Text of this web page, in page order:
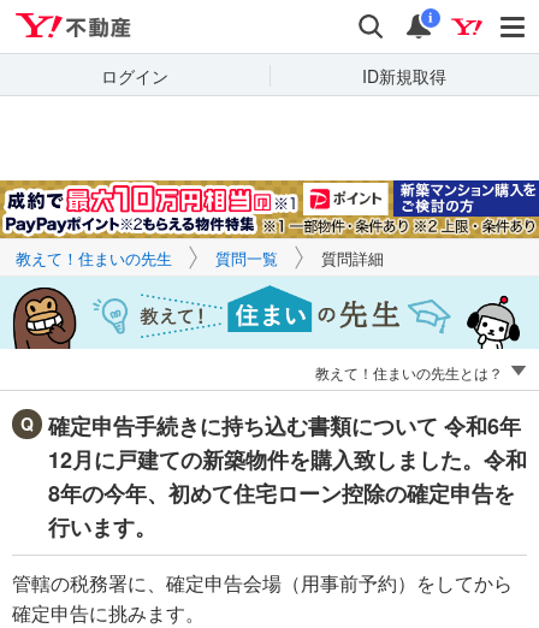
検索 通知
i
ログイン ID新規取得
キーワードで
質問を探す
教えて！住まいの先生 質問一覧 質問詳細
教えて！住まいの先生とは？
確定申告手続きに持ち込む書類について 令和6年
12月に戸建ての新築物件を購入致しました。令和
8年の今年、初めて住宅ローン控除の確定申告を
行います。
管轄の税務署に、確定申告会場（用事前予約）をしてから
確定申告に挑みます。